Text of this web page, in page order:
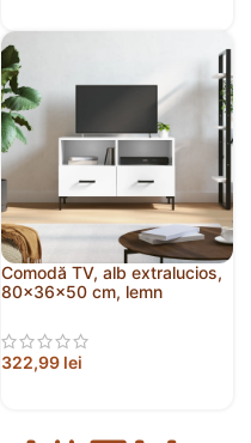
Comodă TV, alb extralucios,
80x36x50 cm, lemn
322,99 lei